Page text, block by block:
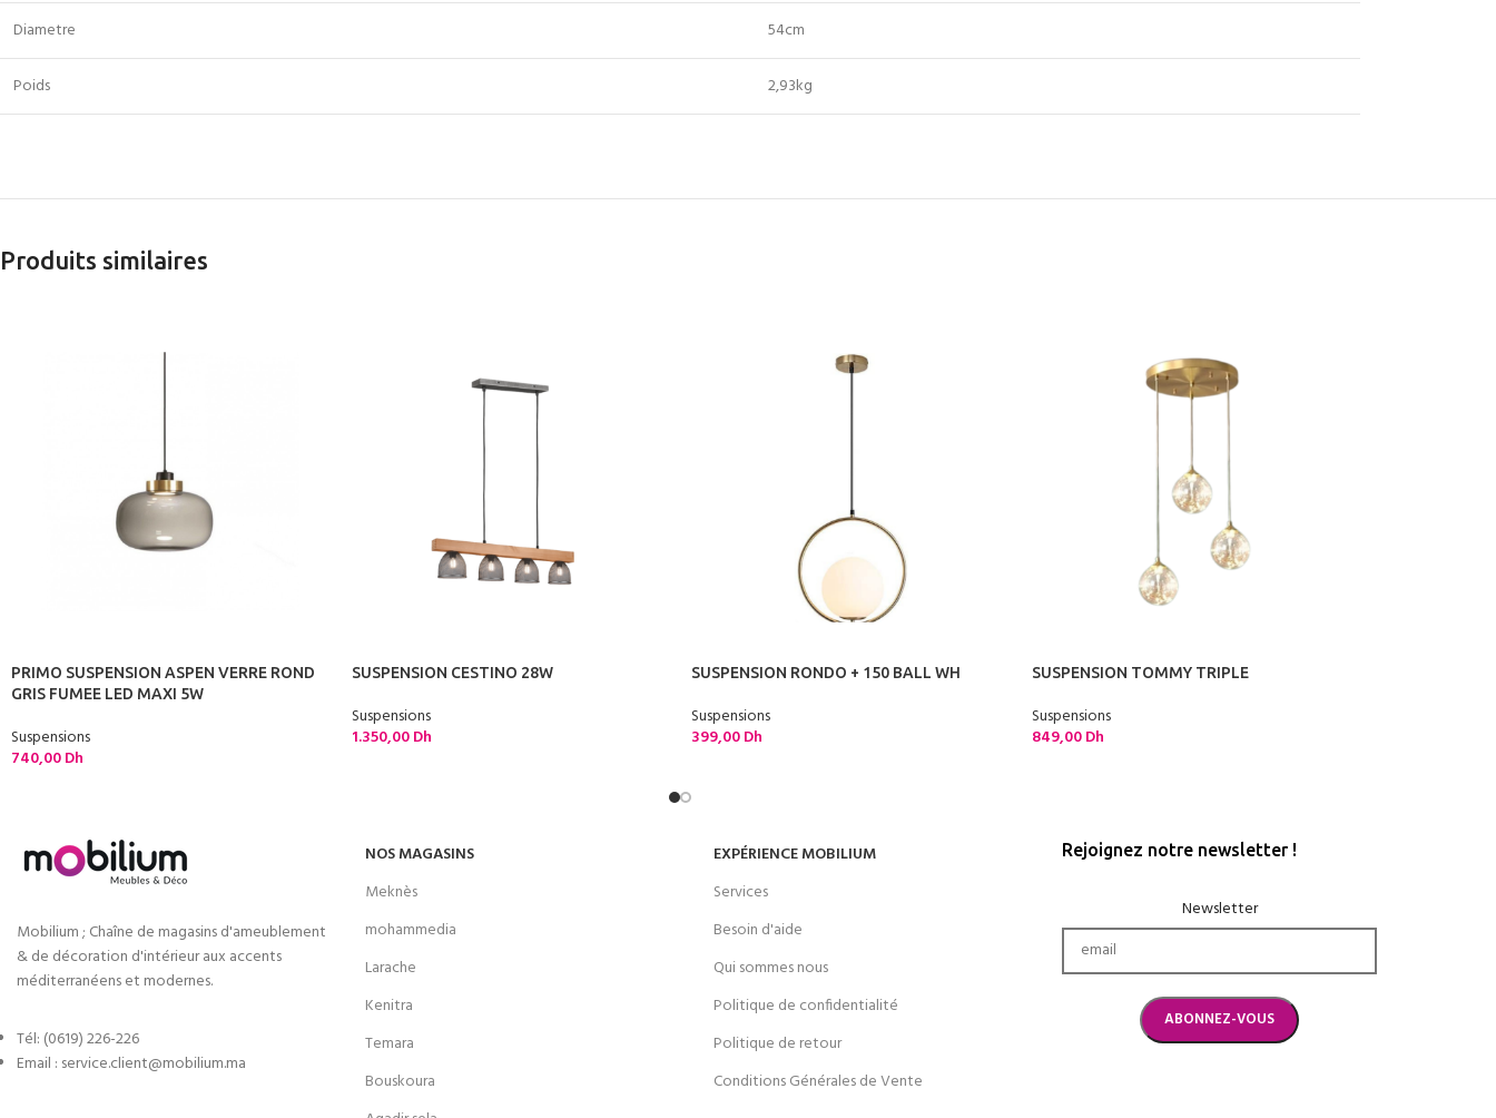
Diametre 54cm
Poids 2,93kg
Produits similaires
PRIMO SUSPENSION ASPEN VERRE ROND
GRIS FUMEE LED MAXI 5W
Suspensions
740,00Dh
SUSPENSION CESTINO 28W
Suspensions
1.350,00Dh
SUSPENSION RONDO + 150 BALL WH
Suspensions
399,00Dh
SUSPENSION TOMMY TRIPLE
Suspensions
849,00Dh
Mobilium ; Chaîne de magasins d'ameublement
& de décoration d'intérieur aux accents
méditerranéens et modernes.
Tél: (0619) 226-226
Email : service.client@mobilium.ma
NOS MAGASINS
Meknès
mohammedia
Larache
Kenitra
Temara
Bouskoura
EXPÉRIENCE MOBILIUM
Services
Besoin d'aide
Qui sommes nous
Politique de confidentialité
Politique de retour
Conditions Générales de Vente
Rejoignez notre newsletter !
Newsletter